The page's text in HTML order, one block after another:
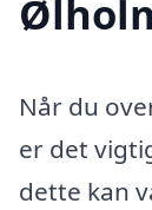
Når du
er det
dette kan